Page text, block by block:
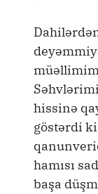
hissinə
göstərdi
hamısı
başa